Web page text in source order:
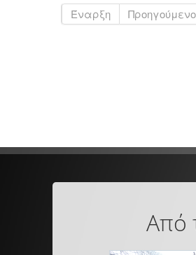
Έναρξη Προηγούμενο
Από